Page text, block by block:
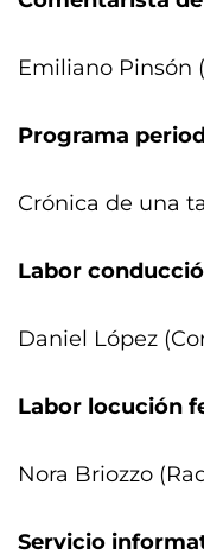
Emiliano Pinsón
Programa
Crónica de una
Labor
Daniel López
Labor locución
Nora Briozzo
Servicio